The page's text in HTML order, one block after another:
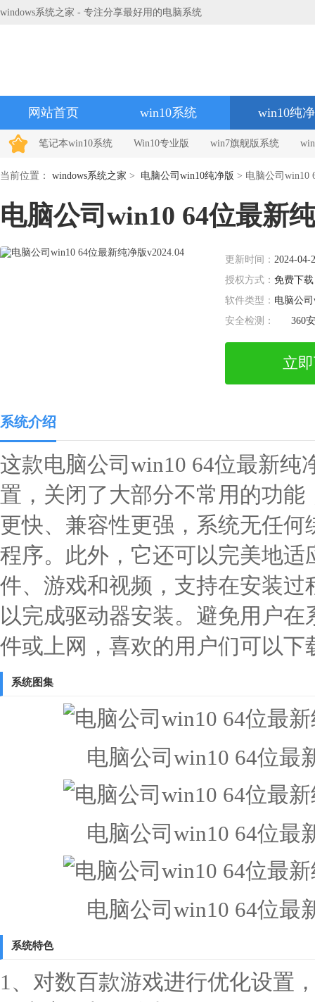
windows系统之家 - 专注分享最好用的电脑系统
网站首页 win10系统 win10纯
笔记本win10系统 Win10专业版 win7旗舰版系统
当前位置： windows系统之家 > 电脑公司win10纯净版 > 电脑公司win10
电脑公司win10 64位最新
更新时间： 2024-04-
授权方式： 免费下载
软件类型： 电脑公
安全检测：
360
立
系统介绍
这款电脑公司win10 64位最新纯
置，关闭了大部分不常用的功
更快、兼容性更强，系统无任
程序。此外，它还可以完美地
件、游戏和视频，支持在安装
以完成驱动器安装。避免用户
件或上网，喜欢的用户们可以下
系统图集
电脑公司win10 64位最
电脑公司win10 64位最
电脑公司win10 64位最
系统特色
1、对数百款游戏进行优化设置